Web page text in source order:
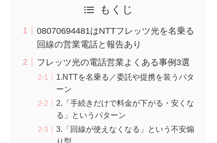
もくじ
08070694481はNTTフレッツ光を名乗る
回線の営業電話と報告あり
フレッツ光の電話営業よくある事例3選
1.NTTを名乗る／委託や提携を装うパタ
ーン
2.「手続きだけで料金が下がる・安くな
る」というパターン
3.「回線が使えなくなる」という不安煽
り型